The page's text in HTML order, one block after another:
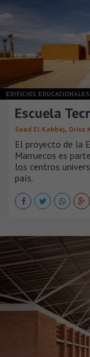
EDIFICIOS EDUCACIONALES
Escuela
Saad El Kabbaj, Driss
El proyecto de la
Marruecos es
los centros
país.